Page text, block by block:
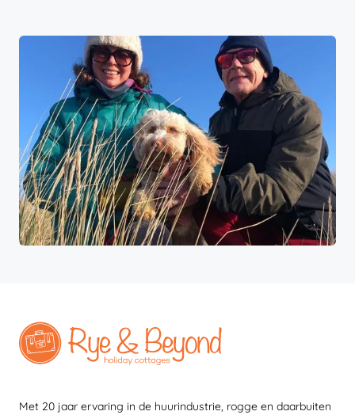
Met 20 jaar ervaring in de huurindustrie, rogge en daarbuiten